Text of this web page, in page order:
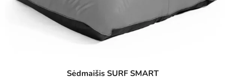
Sėdmaišis SURF SMART